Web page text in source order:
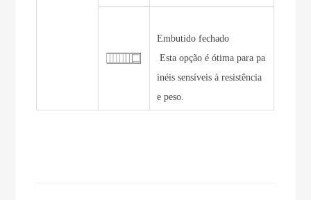
Embutido fechado
Esta opção é ótima para pa
inéis sensíveis à resistência
e peso.